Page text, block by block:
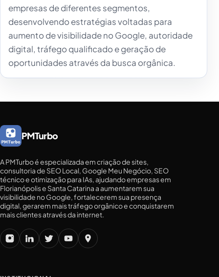
empresas de diferentes segmentos,
desenvolvendo estratégias voltadas para
aumento de visibilidade no Google, autoridade
digital, tráfego qualificado e geração de
oportunidades através da busca orgânica.
PMTurbo
A PMTurbo é especializada em criação de sites,
consultoria de SEO Local, Google Meu Negócio, SEO
técnico e otimização para IAs, ajudando empresas em
Florianópolis e Santa Catarina a aumentarem sua
visibilidade no Google, fortalecerem sua presença
digital, gerarem mais tráfego orgânico e conquistarem
mais clientes através da internet.